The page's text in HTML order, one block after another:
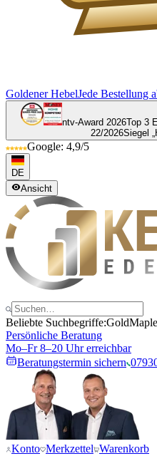
Goldener HebelJede Bestellung
ntv-Award 2026Top 3
22/2026Siegel
Google: 4,9/5
DE
Ansicht
Beliebte Suchbegriffe:Gold
Persönliche Beratung
Mo–Fr 8–20 Uhr erreichbar
Beratungstermin sichern
Konto Merkzettel Warenkorb